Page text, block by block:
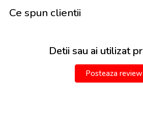
Ce spun clientii
Detii sau ai utilizat
Posteaza review